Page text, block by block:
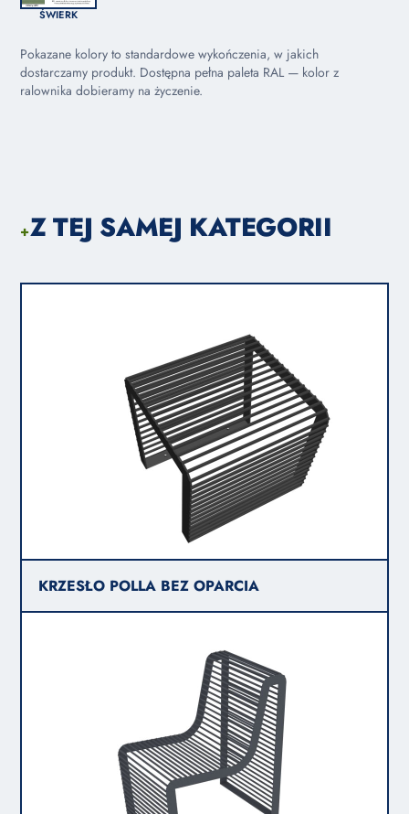
ŚWIERK
Pokazane kolory to standardowe wykończenia, w jakich
dostarczamy produkt. Dostępna pełna paleta RAL — kolor z
ralownika dobieramy na życzenie.
+Z TEJ SAMEJ KATEGORII
KRZESŁO POLLA BEZ OPARCIA